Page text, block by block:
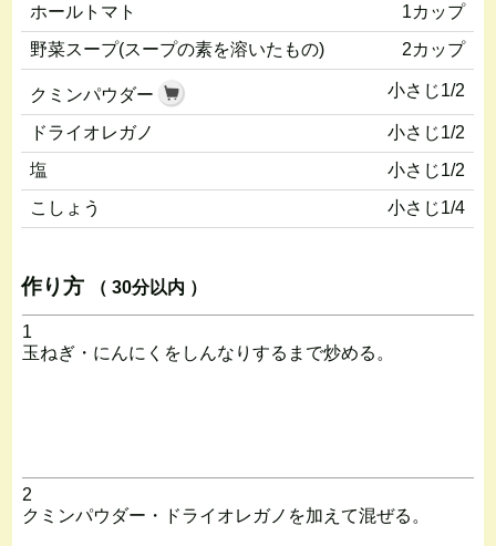
ホールトマト
1カップ
野菜スープ(スープの素を溶いたもの)
2カップ
クミンパウダー 小さじ1/2
ドライオレガノ
小さじ1/2
塩
小さじ1/2
こしょう
小さじ1/4
作り方 （ 30分以内 ）
1
玉ねぎ・にんにくをしんなりするまで炒める。
2
クミンパウダー・ドライオレガノを加えて混ぜる。